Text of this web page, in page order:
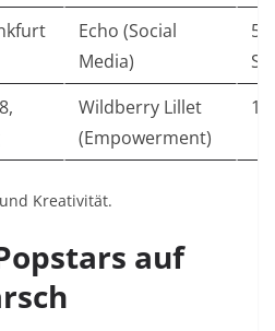
Echo (Social
Media)
Wildberry Lillet
(Empowerment)
Kreativität.
auf